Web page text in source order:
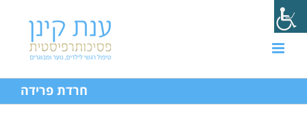
חרדת פרידה